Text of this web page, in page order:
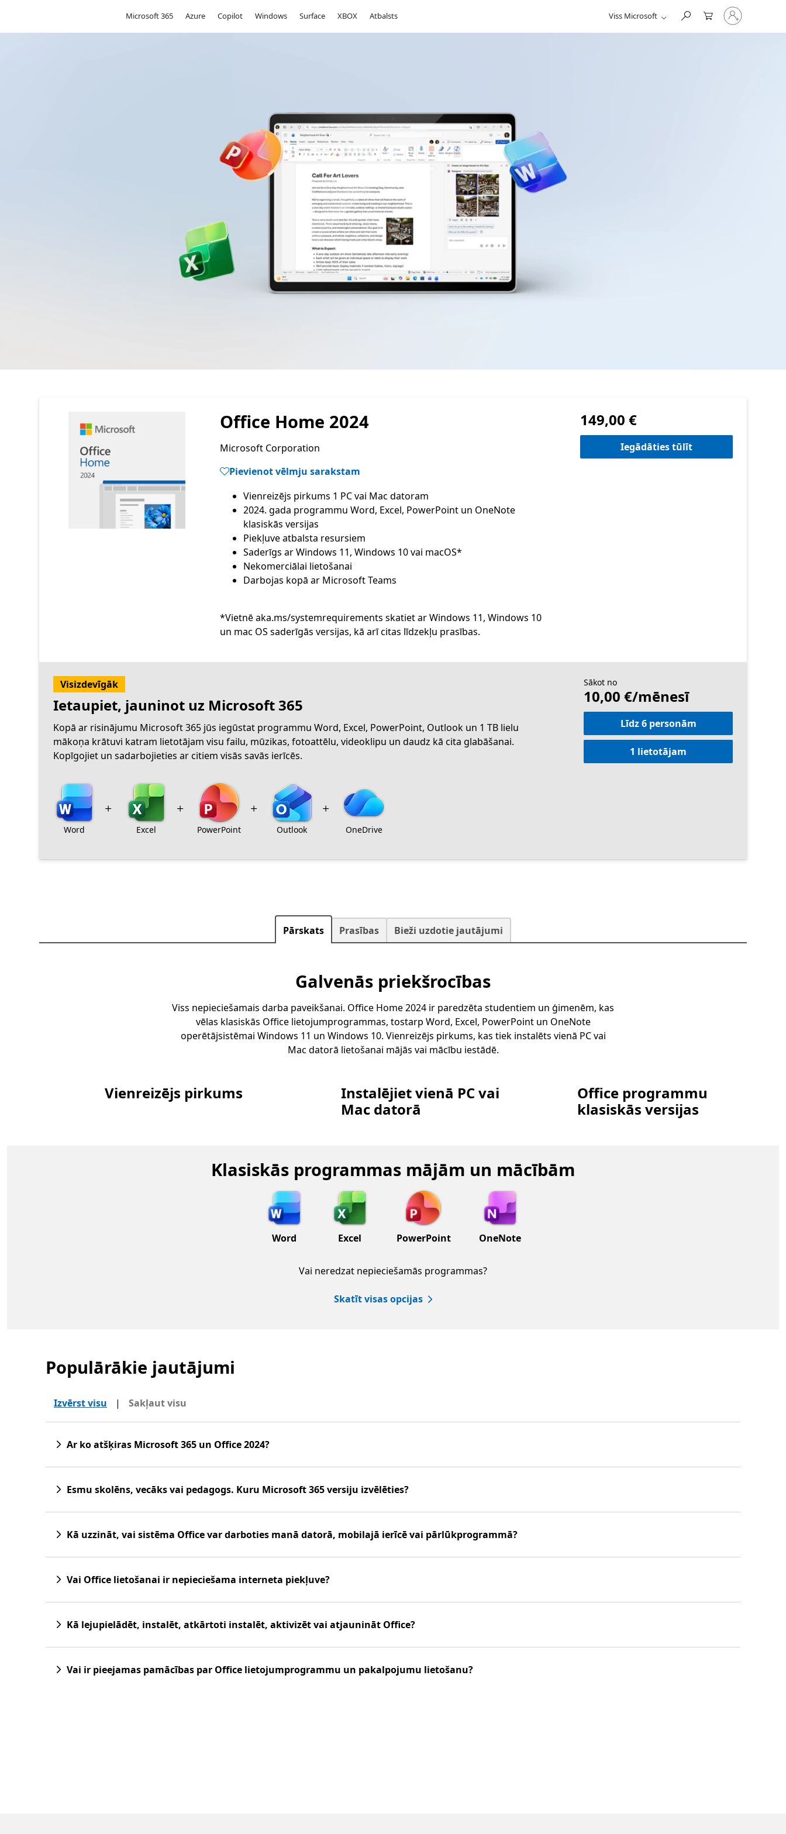
Microsoft 365 Azure Copilot Windows Surface XBOX Atbalsts Viss Microsoft
Pierakstieties
savā
kontā
Office Home 2024
Microsoft Corporation
Pievienot vēlmju sarakstam
2024. gada programmu Word, Excel, PowerPoint un OneNote
*Vietnē aka.ms/systemrequirements skatiet ar Windows 11, Windows 10
149,00 €
Iegādāties tūlīt
Visizdevīgāk
Ietaupiet, jauninot uz Microsoft 365
Kopā ar risinājumu Microsoft 365 jūs iegūstat programmu Word, Excel, PowerPoint, Outlook un 1 TB lielu
mākoņa krātuvi katram lietotājam visu failu, mūzikas, fotoattēlu, videoklipu un daudz kā cita glabāšanai.
Kopīgojiet un sadarbojieties ar citiem visās savās ierīcēs.
Word Excel PowerPoint Outlook OneDrive
Sākot no
10,00 €/mēnesī
Līdz 6 personām
1 lietotājam
Pārskats Prasības Bieži uzdotie jautājumi
Galvenās priekšrocības
Viss nepieciešamais darba paveikšanai. Office Home 2024 ir paredzēta studentiem un ģimenēm, kas
vēlas klasiskās Office lietojumprogrammas, tostarp Word, Excel, PowerPoint un OneNote
operētājsistēmai Windows 11 un Windows 10. Vienreizējs pirkums, kas tiek instalēts vienā PC vai
Mac datorā lietošanai mājās vai mācību iestādē.
Vienreizējs pirkums
Instalējiet vienā PC vai
Mac datorā
Office programmu
klasiskās versijas
Klasiskās programmas mājām un mācībām
Word Excel PowerPoint OneNote
Vai neredzat nepieciešamās programmas?
Skatīt visas opcijas
Populārākie jautājumi
Izvērst visu | Sakļaut visu
Ar ko atšķiras Microsoft 365 un Office 2024?
Esmu skolēns, vecāks vai pedagogs. Kuru Microsoft 365 versiju izvēlēties?
Kā uzzināt, vai sistēma Office var darboties manā datorā, mobilajā ierīcē vai pārlūkprogrammā?
Vai Office lietošanai ir nepieciešama interneta piekļuve?
Kā lejupielādēt, instalēt, atkārtoti instalēt, aktivizēt vai atjaunināt Office?
Vai ir pieejamas pamācības par Office lietojumprogrammu un pakalpojumu lietošanu?